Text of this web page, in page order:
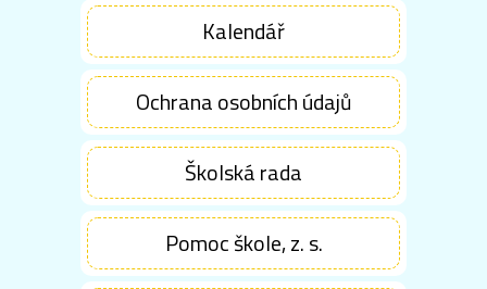
Kalendář
Ochrana osobních údajů
Školská rada
Pomoc škole, z. s.